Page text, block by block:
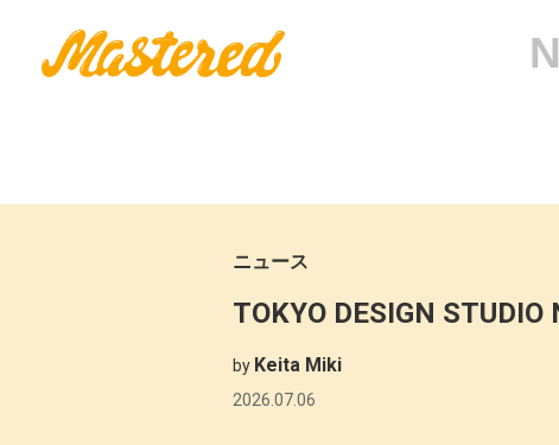
ニュース
TOKYO DESIGN
by Keita Miki
2026.07.06